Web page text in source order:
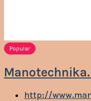
Popular
http://